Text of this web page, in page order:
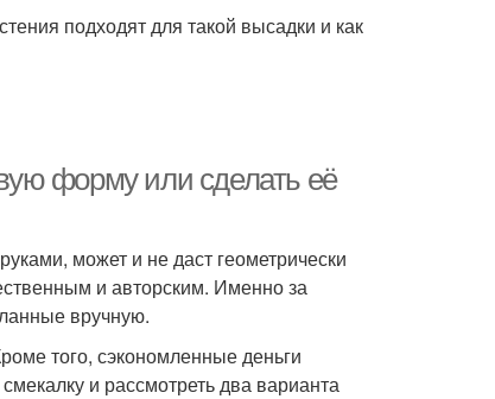
подходят для такой высадки и как
форму или сделать её
может и не даст геометрически
и авторским. Именно за
вручную.
того, сэкономленные деньги
и рассмотреть два варианта